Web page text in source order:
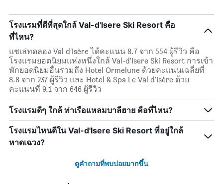
โรงแรมที่ดีที่สุดใกล้ Val-d'Isere Ski Resort คือ
ที่ไหน?
แชเล่ทดลอง Val d’Isère ได้คะแนน 8.7 จาก 554 ผู้รีวิว คือ
โรงแรมยอดนิยมแห่งหนึ่งใกล้ Val-d'Isere Ski Resort การเข้า
พักยอดนิยมอื่นรวมถึง Hotel Ormelune ด้วยคะแนนเฉลี่ยที่
8.8 จาก 237 ผู้รีวิว และ Hotel & Spa Le Val d'Isère ด้วย
คะแนนที่ 9.1 จาก 646 ผู้รีวิว
โรงแรมดีๆ ใกล้ ท่าเรือแหลมบาลีฮาย คือที่ไหน?
โรงแรมไหนดีใน Val-d'Isere Ski Resort ที่อยู่ใกล้
หาดเฉวง?
ดูคำถามที่พบบ่อยมากขึ้น